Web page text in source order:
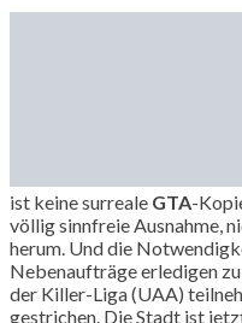
ist keine surreale GTA-
völlig sinnfreie Ausnahme,
herum. Und die
Nebenaufträge erledigen
der Killer-Liga (UAA)
gestrichen. Die Stadt ist